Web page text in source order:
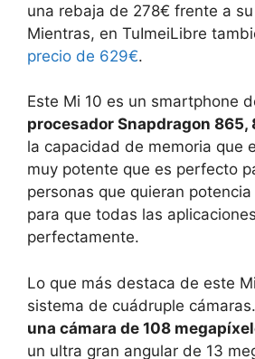
una rebaja de 278€ frente a
Mientras, en TuImeiLibre
precio de 629€.
Este Mi 10 es un smartphone
procesador Snapdragon 865,
la capacidad de memoria que
muy potente que es perfecto
personas que quieran
para que todas las
perfectamente.
Lo que más destaca de este
sistema de cuádruple
una cámara de 108
un ultra gran angular de 13